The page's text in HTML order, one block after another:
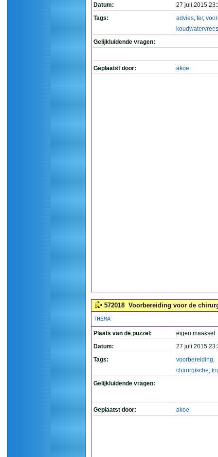
Datum:
27 juli 2015
Tags:
advies, ter,
koudwatervrees
Gelijkluidende vragen:
Geplaatst door: akoe
572018 Voorbereiding voor de
THEMA
Plaats van de puzzel:
eigen maaksel
Datum:
27 juli 2015
Tags:
voorbereiding,
chirurgische,
Gelijkluidende vragen:
Geplaatst door: akoe